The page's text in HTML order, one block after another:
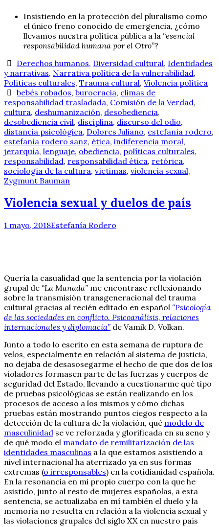
Insistiendo en la protección del pluralismo como
el único freno conocido de emergencia, ¿cómo
llevamos nuestra política pública a la “esencial
responsabilidad humana por el Otro”?
Derechos humanos, Diversidad cultural, Identidades
y narrativas, Narrativa política de la vulnerabilidad,
Políticas culturales, Trauma cultural, Violencia política
bebés robados,burocracia, climas de
responsabilidad trasladada, Comisión de la Verdad,
cultura, deshumanización, desobediencia,
desobediencia civil, disciplina, discurso del odio,
distancia psicológica, Dolores Juliano, estefanía rodero,
estefanía rodero sanz, ética, indiferencia moral,
jerarquía, lenguaje, obediencia, políticas culturales,
responsabilidad, responsabilidad ética, retórica,
sociología de la cultura, víctimas, violencia sexual,
Zygmunt Bauman
Violencia sexual y duelos de país
1 mayo, 2018Estefanía Rodero
Quería la casualidad que la sentencia por la violación
grupal de “La Manada” me encontrase reflexionando
sobre la transmisión transgeneracional del trauma
cultural gracias al recién editado en español “Psicología
de las sociedades en conflicto. Psicoanálisis, relaciones
internacionales y diplomacia” de Vamik D. Volkan.
Junto a todo lo escrito en esta semana de ruptura de
velos, especialmente en relación al sistema de justicia,
no dejaba de desasosegarme el hecho de que dos de los
violadores formasen parte de las fuerzas y cuerpos de
seguridad del Estado, llevando a cuestionarme qué tipo
de pruebas psicológicas se están realizando en los
procesos de acceso a los mismos y cómo dichas
pruebas están mostrando puntos ciegos respecto a la
detección de la cultura de la violación, qué modelo de
masculinidad se ve reforzada y glorificada en su seno y
de qué modo el mandato de remilitarización de las
identidades masculinas a la que estamos asistiendo a
nivel internacional ha aterrizado ya en sus formas
extremas (o irresponsables) en la cotidianidad española.
En la resonancia en mi propio cuerpo con la que he
asistido, junto al resto de mujeres españolas, a esta
sentencia, se actualizaba en mí también el duelo y la
memoria no resuelta en relación a la violencia sexual y
las violaciones grupales del siglo XX en nuestro país